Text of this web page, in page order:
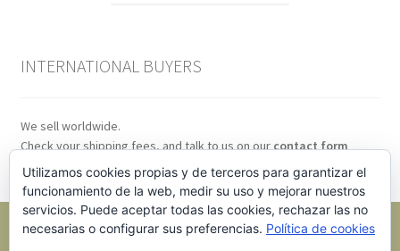
INTERNATIONAL BUYERS
We sell worldwide.
Check your shipping fees, and talk to us on ourcontact form
Utilizamos cookies propias y de terceros para garantizar el
funcionamiento de la web, medir su uso y mejorar nuestros
servicios. Puede aceptar todas las cookies, rechazar las no
necesarias o configurar sus preferencias. Política de cookies